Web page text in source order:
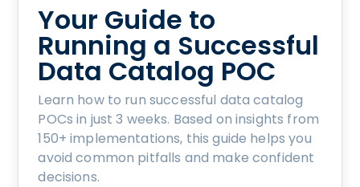
Your Guide to
Running a Successful
Data Catalog POC
Learn how to run successful data catalog
POCs in just 3 weeks. Based on insights from
150+ implementations, this guide helps you
avoid common pitfalls and make confident
decisions.